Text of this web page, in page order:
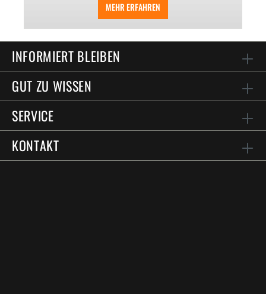
MEHR ERFAHREN
INFORMIERT BLEIBEN
GUT ZU WISSEN
SERVICE
KONTAKT